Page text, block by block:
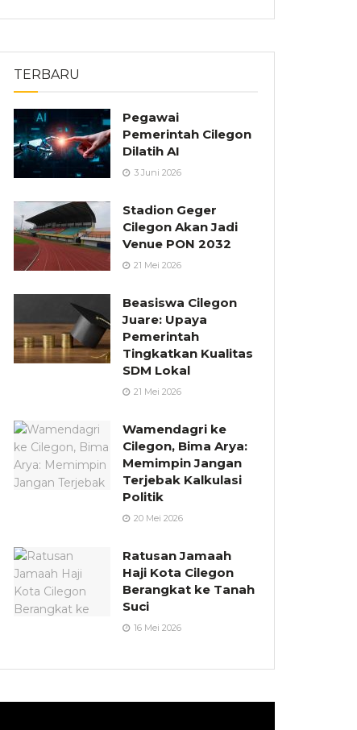
TERBARU
Pegawai
Pemerintah Cilegon
Dilatih AI
3 Juni 2026
Stadion Geger
Cilegon Akan Jadi
Venue PON 2032
21 Mei 2026
Beasiswa Cilegon
Juare: Upaya
Pemerintah
Tingkatkan Kualitas
SDM Lokal
21 Mei 2026
Wamendagri ke
Cilegon, Bima Arya:
Memimpin Jangan
Terjebak Kalkulasi
Politik
20 Mei 2026
Ratusan Jamaah
Haji Kota Cilegon
Berangkat ke Tanah
Suci
16 Mei 2026